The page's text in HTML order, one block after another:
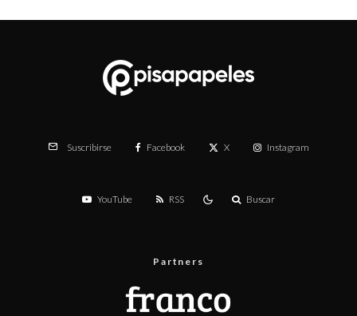
Suscribirse Facebook X Instagram
YouTube RSS Buscar
Partners